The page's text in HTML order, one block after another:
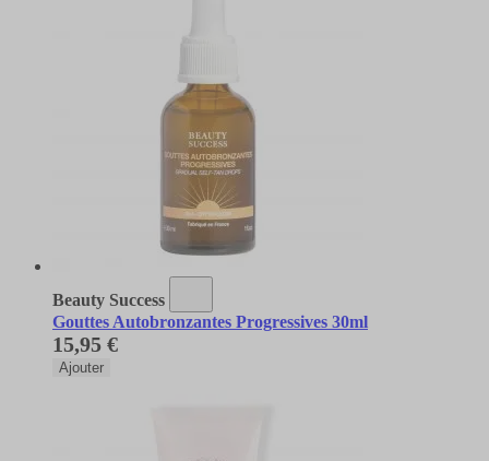
Beauty Success
Gouttes Autobronzantes Progressives 30ml
15,95 €
Ajouter